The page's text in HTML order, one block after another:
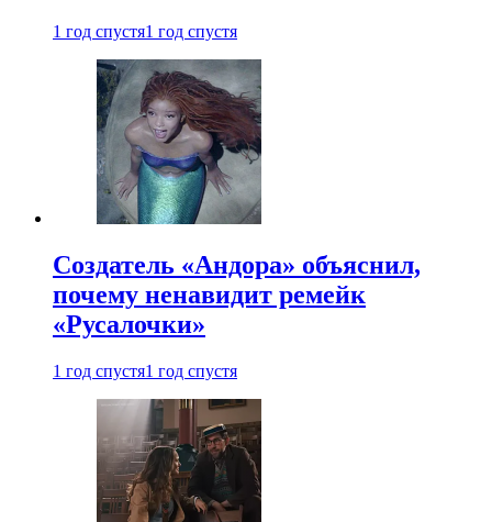
1 год спустя1 год спустя
Создатель «Андора» объяснил,
почему ненавидит ремейк
«Русалочки»
1 год спустя1 год спустя